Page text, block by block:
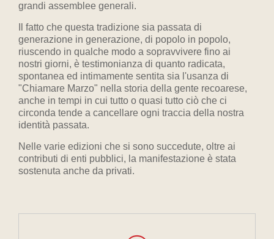
grandi assemblee generali.
Il fatto che questa tradizione sia passata di
generazione in generazione, di popolo in popolo,
riuscendo in qualche modo a sopravvivere fino ai
nostri giorni, è testimonianza di quanto radicata,
spontanea ed intimamente sentita sia l'usanza di
"Chiamare Marzo" nella storia della gente recoarese,
anche in tempi in cui tutto o quasi tutto ciò che ci
circonda tende a cancellare ogni traccia della nostra
identità passata.
Nelle varie edizioni che si sono succedute, oltre ai
contributi di enti pubblici, la manifestazione è stata
sostenuta anche da privati.